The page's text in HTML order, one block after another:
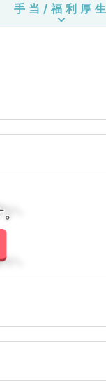
手当/福利厚生
。
。